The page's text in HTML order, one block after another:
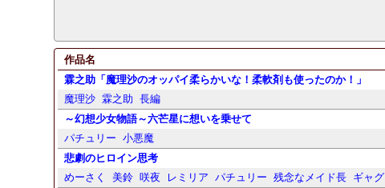
作品名
霖之助「魔理沙のオッパイ柔らかいな！柔軟剤も使ったのか！」
魔理沙 霖之助
長編
～幻想少女物語～六芒星に想いを乗せて
パチュリー
小悪魔
悲劇のヒロイン思考
めーさく
美鈴 咲夜 レミリア パチュリー 残念なメイド長 ギャグ